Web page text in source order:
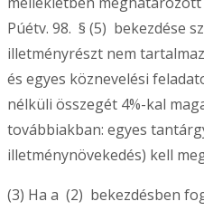
Púétv. 98. § (5) bekezdése
illetményrészt nem
és egyes köznevelési
nélküli összegét 4%-kal
továbbiakban: egyes
illetménynövekedés) kell
(3) Ha a (2) bekezdésben